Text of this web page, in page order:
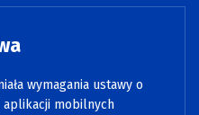
wymagania ustawy o
mobilnych